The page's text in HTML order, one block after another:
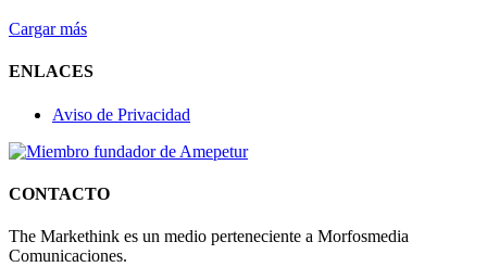
Cargar más
ENLACES
Aviso de Privacidad
CONTACTO
The Markethink es un medio perteneciente a Morfosmedia
Comunicaciones.